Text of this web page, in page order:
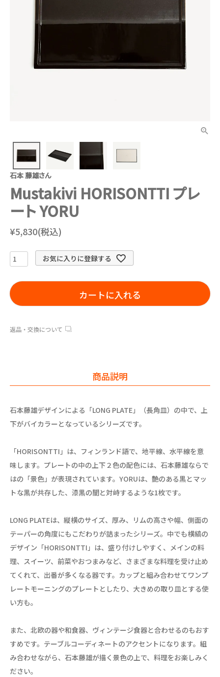
石本 藤雄さん
Mustakivi HORISONTTI プレ
ート YORU
¥5,830(税込)
お気に入りに登録する
カートに入れる
返品・交換について
商品説明
石本藤雄デザインによる「LONG PLATE」（長角皿）の中で、上
下がバイカラーとなっているシリーズです。
「HORISONTTI」は、フィンランド語で、地平線、水平線を意
味します。プレートの中の上下２色の配色には、石本藤雄ならで
はの「景色」が表現されています。YORUは、艶のある黒とマッ
トな黒が共存した、漆黒の闇と対峙するような1枚です。
LONG PLATEは、縦横のサイズ、厚み、リムの高さや幅、側面の
テーパーの角度にもこだわりが詰まったシリーズ。中でも横縞の
デザイン「HORISONTTI」は、盛り付けしやすく、メインの料
理、スイーツ、前菜やおつまみなど、さまざまな料理を受け止め
てくれて、出番が多くなる器です。カップと組み合わせてワンプ
レートモーニングのプレートとしたり、大きめの取り皿とする使
い方も。
また、北欧の器や和食器、ヴィンテージ食器と合わせるのもおす
すめです。テーブルコーディネートのアクセントになります。組
み合わせながら、石本藤雄が描く景色の上で、料理をお楽しみく
ださい。